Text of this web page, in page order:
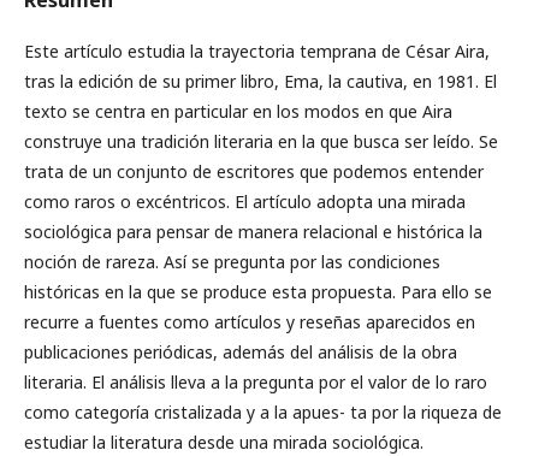
Este artículo estudia la trayectoria temprana de César Aira,
tras la edición de su primer libro, Ema, la cautiva, en 1981. El
texto se centra en particular en los modos en que Aira
construye una tradición literaria en la que busca ser leído. Se
trata de un conjunto de escritores que podemos entender
como raros o excéntricos. El artículo adopta una mirada
sociológica para pensar de manera relacional e histórica la
noción de rareza. Así se pregunta por las condiciones
históricas en la que se produce esta propuesta. Para ello se
recurre a fuentes como artículos y reseñas aparecidos en
publicaciones periódicas, además del análisis de la obra
literaria. El análisis lleva a la pregunta por el valor de lo raro
como categoría cristalizada y a la apues- ta por la riqueza de
estudiar la literatura desde una mirada sociológica.